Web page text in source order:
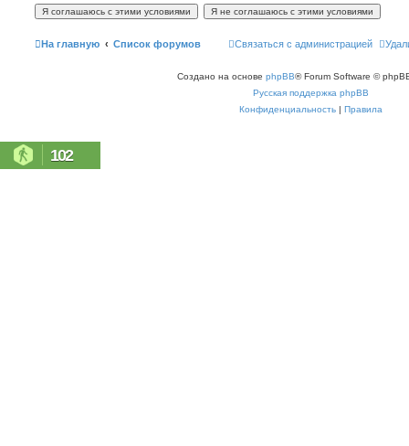
На главную Список форумов Связаться с администрацией
Создано на основе phpBB® Forum Software ©
Русская поддержка phpBB
Конфиденциальность | Правила
102